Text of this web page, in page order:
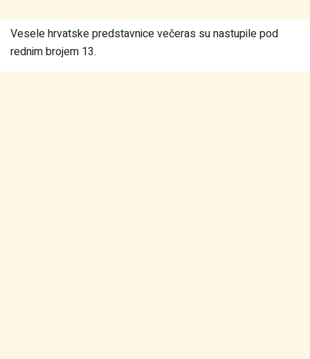
Vesele hrvatske predstavnice večeras su nastupile pod
rednim brojem 13.